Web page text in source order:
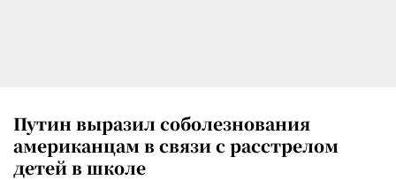
Путин выразил соболезнования
американцам в связи с расстрелом
детей в школе